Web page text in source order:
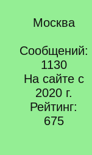
Москва
Сообщений:
1130
На сайте с
2020 г.
Рейтинг:
675